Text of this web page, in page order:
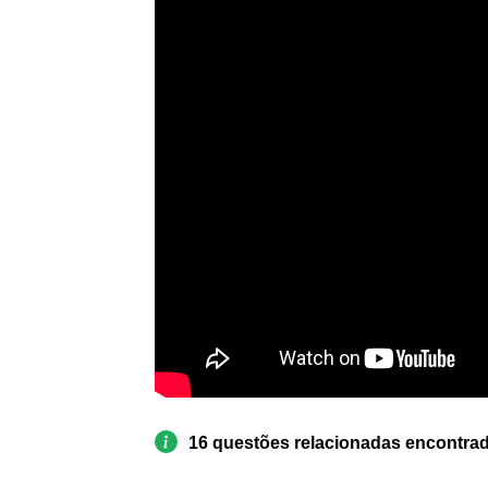
16 questões relacionadas